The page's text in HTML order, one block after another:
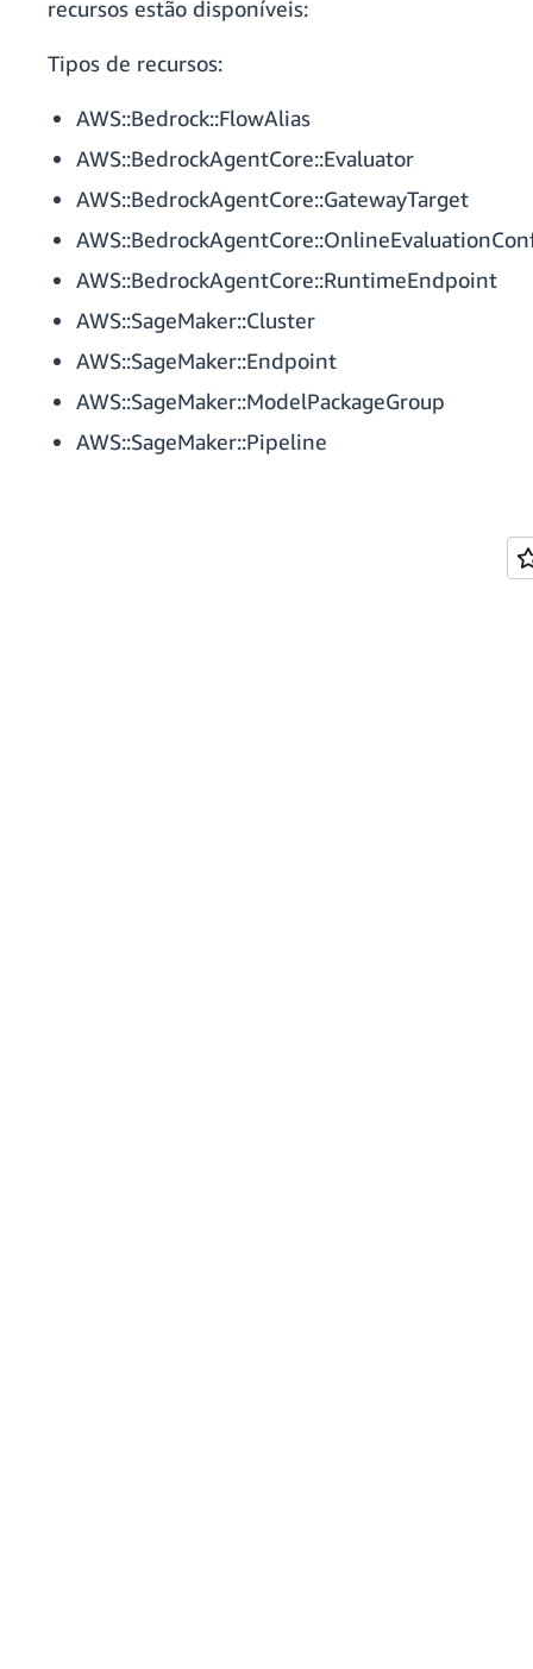
recursos estão disponíveis:
Tipos de recursos:
AWS::Bedrock::FlowAlias
AWS::BedrockAgentCore::Evaluator
AWS::BedrockAgentCore::GatewayTarget
AWS::BedrockAgentCore::RuntimeEndpoint
AWS::SageMaker::Cluster
AWS::SageMaker::Endpoint
AWS::SageMaker::ModelPackageGroup
AWS::SageMaker::Pipeline